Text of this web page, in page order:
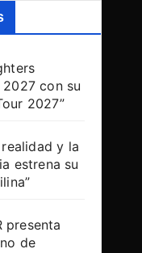
con su
2027”
y la
estrena su
presenta
de